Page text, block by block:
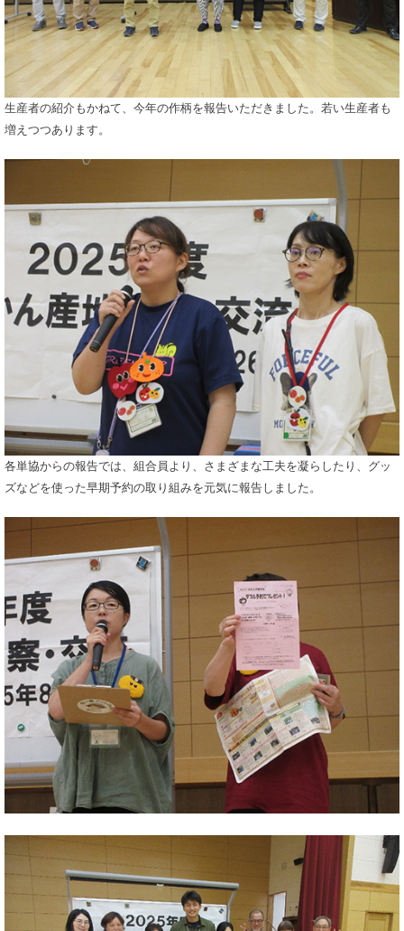
生産者の紹介もかねて、今年の作柄を報告いただきました。若い生産者も
増えつつあります。
各単協からの報告では、組合員より、さまざまな工夫を凝らしたり、グッ
ズなどを使った早期予約の取り組みを元気に報告しました。